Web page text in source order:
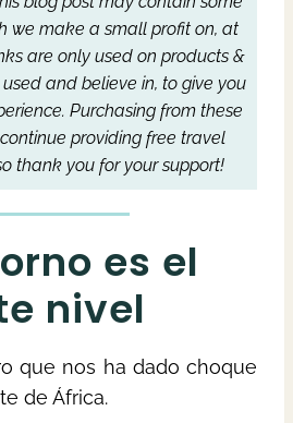
we make a small profit on, at
are only used on products &
and believe in, to give you
Purchasing from these
providing free travel
thank you for your support!
es el
nivel
que nos ha dado choque
de África.